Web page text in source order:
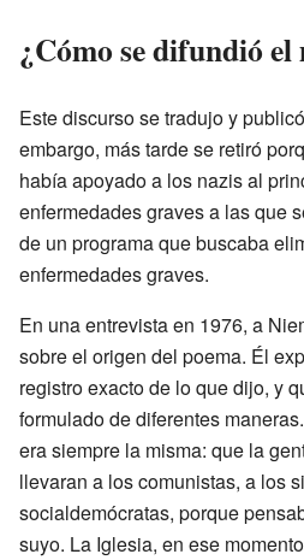
¿Cómo se difundió el
Este discurso se tradujo y
embargo, más tarde se retiró
había apoyado a los nazis al
enfermedades graves a las que
de un programa que buscaba
enfermedades graves.
En una entrevista en 1976, a
sobre el origen del poema. Él
registro exacto de lo que dijo, y
formulado de diferentes
era siempre la misma: que la
llevaran a los comunistas, a los
socialdemócratas, porque
suyo. La Iglesia, en ese